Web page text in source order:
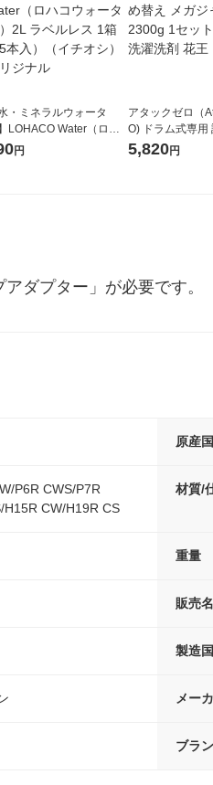
水・ミネラルウォータ
LOHACO Water（ロハ
ォーター）2L ラベルレ
円
アタックゼロ（
O) ドラム式専用
ガジャンボ
5,820円
ダプター」が必要です。
原産国
P6R CWS/P7R
H15R CW/H19R CS
材質/
重量
販売名
製造国
メー
ブラ